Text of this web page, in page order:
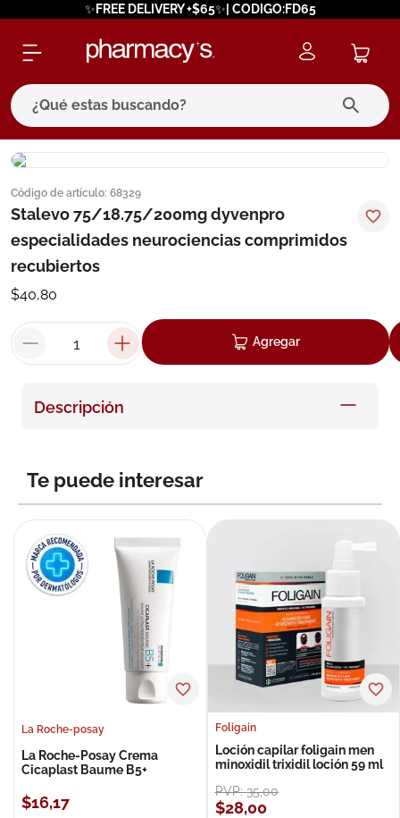
✨FREE DELIVERY +$65✨| CODIGO:FD65
¿Qué estas buscando?
Código de artículo: 68329
Stalevo 75/18.75/200mg dyvenpro
especialidades neurociencias comprimidos
recubiertos
$40,80
Agregar
Descripción
Te puede interesar
La Roche-posay
La Roche-Posay Crema
Cicaplast Baume B5+
$16,17
Foligain
Loción capilar foligain men
minoxidil trixidil loción 59 ml
PVP:35,00
$28,00
términos más buscados
1. eucerin
3. bioderma
4.
5. cerave
degraler
8. roche posay
10 .pañales